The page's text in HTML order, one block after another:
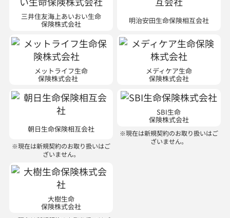
メットライフ生命
保険株式会社
メディケア生命
保険株式会社
朝日生命保険相互会社
※現在は新規契約のお取り扱いはご
ざいません。
SBI生命
※現在は新規契約のお取り扱いはご
ざいません。
大樹生命
保険株式会社
※現在は新規契約のお取り扱いはご
ざいません。